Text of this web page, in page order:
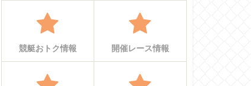
競艇おトク情報 開催レース情報